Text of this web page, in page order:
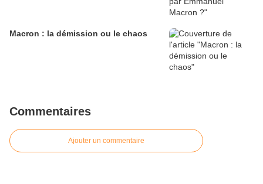
Macron : la démission ou le chaos
Commentaires
Ajouter un commentaire